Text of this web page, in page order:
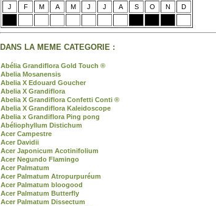
J
F M A M J J A S O N D
DANS LA MEME CATEGORIE :
Abélia Grandiflora Gold Touch ®
Abelia Mosanensis
Abelia X Edouard Goucher
Abelia X Grandiflora
Abelia X Grandiflora Confetti Conti ®
Abelia X Grandiflora Kaleidoscope
Abelia x Grandiflora Ping pong
Abéliophyllum Distichum
Acer Campestre
Acer Davidii
Acer Japonicum Acotinifolium
Acer Negundo Flamingo
Acer Palmatum
Acer Palmatum Atropurpuréum
Acer Palmatum bloogood
Acer Palmatum Butterfly
Acer Palmatum Dissectum